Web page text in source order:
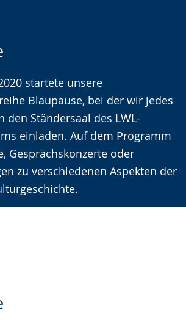
startete unsere
Blaupause, bei der wir jedes
den Ständersaal des LWL-
einladen. Auf dem Programm
Gesprächskonzerte oder
zu verschiedenen Aspekten der